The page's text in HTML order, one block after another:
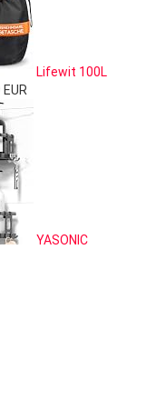
Lifewit 100L
YASONIC